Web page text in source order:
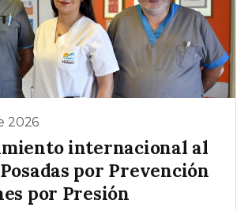
2026
internacional al
por Prevención
por Presión